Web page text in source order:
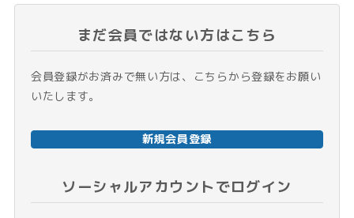
まだ会員ではない方はこちら
会員登録がお済みで無い方は、こちらから登録をお願い
いたします。
新規会員登録
ソーシャルアカウントでログイン